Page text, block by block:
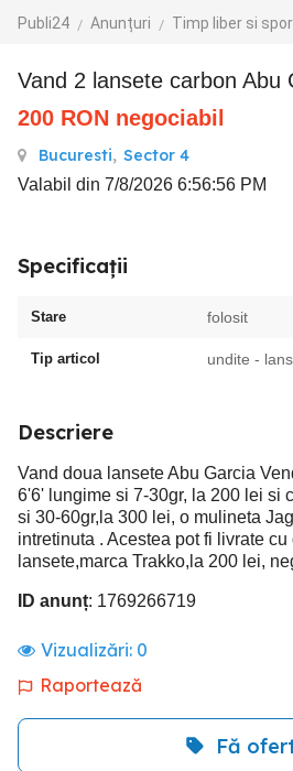
Publi24 Anunțuri Timp liber si
Vand 2 lansete carbon
200 RON negociabil
Bucuresti, Sector 4
Valabil din 7/8/2026 6:56:56 PM
Specificații
Stare folosit
Tip articol undite -
Descriere
Vand doua lansete Abu Garcia
6'6' lungime si 7-30gr, la 200 lei si
si 30-60gr,la 300 lei, o mulineta
intretinuta . Acestea pot fi livrate
lansete,marca Trakko,la 200 lei,
ID anunț: 1769266719
Vizualizări: 0
Raportează
Fă